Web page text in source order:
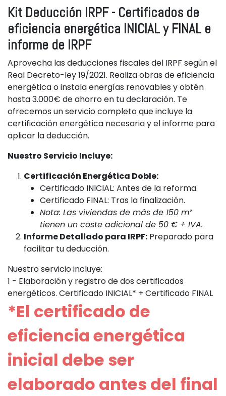
Kit Deducción IRPF - Certificados de
eficiencia energética INICIAL y FINAL e
informe de IRPF
Aprovecha las deducciones fiscales del IRPF según el
Real Decreto-ley 19/2021. Realiza obras de eficiencia
energética o instala energías renovables y obtén
hasta 3.000€ de ahorro en tu declaración. Te
ofrecemos un servicio completo que incluye la
certificación energética necesaria y el informe para
aplicar la deducción.
Nuestro Servicio Incluye:
Certificación Energética Doble:
Certificado INICIAL: Antes de la reforma.
Certificado FINAL: Tras la finalización.
Nota: Las viviendas de más de 150 m²
tienen un coste adicional de 50 € + IVA.
Informe Detallado para IRPF: Preparado para
facilitar tu deducción.
Nuestro servicio incluye:
1 - Elaboración y registro de dos certificados
energéticos. Certificado INICIAL* + Certificado FINAL
*El certificado de
eficiencia energética
inicial debe ser
elaborado antes del final